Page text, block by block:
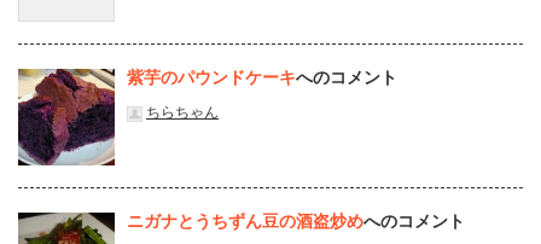
紫芋のパウンドケーキへのコメント
ちらちゃん
ニガナとうちずん豆の酒盗炒めへのコメント